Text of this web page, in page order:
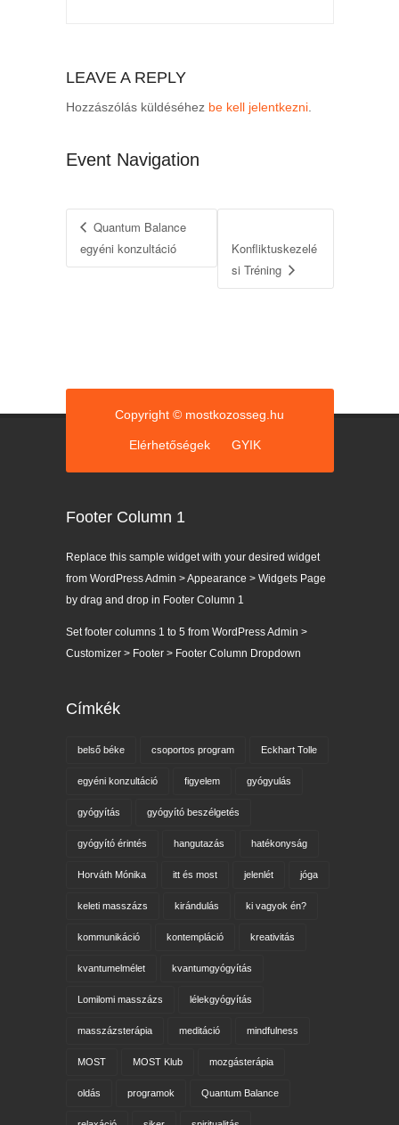
LEAVE A REPLY
Hozzászólás küldéséhez be kell jelentkezni.
Event Navigation
Quantum Balance
egyéni konzultáció
Konfliktuskezelé
si Tréning
Copyright © mostkozosseg.hu
Elérhetőségek GYIK
Footer Column 1
Replace this sample widget with your desired widget
from WordPress Admin > Appearance > Widgets Page
by drag and drop in Footer Column 1
Set footer columns 1 to 5 from WordPress Admin >
Customizer > Footer > Footer Column Dropdown
Címkék
belső béke csoportos program Eckhart Tolle
egyéni konzultáció figyelem gyógyulás
gyógyítás gyógyító beszélgetés
gyógyító érintés hangutazás hatékonyság
Horváth Mónika itt és most jelenlét jóga
keleti masszázs kirándulás ki vagyok én?
kommunikáció kontempláció kreativitás
kvantumelmélet kvantumgyógyítás
Lomilomi masszázs lélekgyógyítás
masszázsterápia meditáció mindfulness
MOST MOST Klub mozgásterápia
oldás programok Quantum Balance